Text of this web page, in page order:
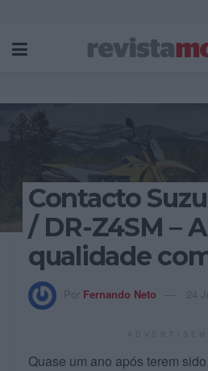
Contacto
/ DR-Z4SM – A
qualidade
Por Fernando Neto 24
Quase um ano após terem